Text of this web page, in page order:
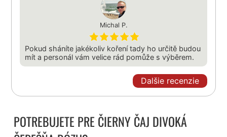
Michal P.
Pokud sháníte jakékoliv koření tady ho určitě budou
mít a personál vám velice rád pomůže s výběrem.
Dalšie recenzie
POTREBUJETE PRE ČIERNY ČAJ DIVOKÁ